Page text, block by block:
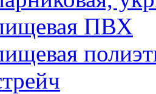
ПВХ